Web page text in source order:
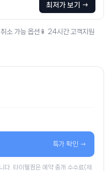
최저가 보기 →
소 가능 옵션 📱 24시간 고객지원
특가 확인 →
다. 타이웰컴은 예약 중개 수수료(제